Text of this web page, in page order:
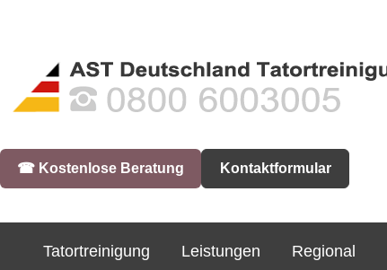
☎︎ Kostenlose Beratung Kontaktformular
Tatortreinigung Leistungen Regional